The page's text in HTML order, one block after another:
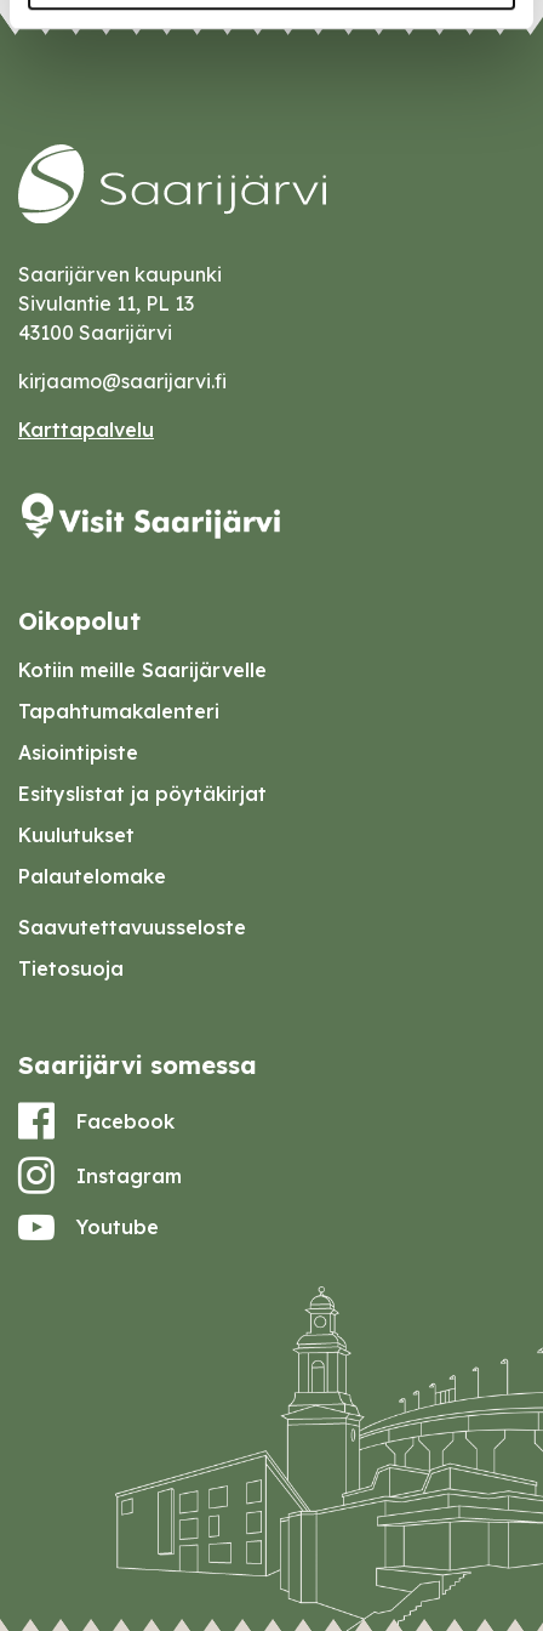
Saarijärven kaupunki
Sivulantie 11, PL 13
43100 Saarijärvi
kirjaamo@saarijarvi.fi
Karttapalvelu
Oikopolut
Kotiin meille Saarijärvelle
Tapahtumakalenteri
Asiointipiste
Esityslistat ja pöytäkirjat
Kuulutukset
Palautelomake
Saavutettavuusseloste
Tietosuoja
Saarijärvi somessa
Facebook
Instagram
Youtube